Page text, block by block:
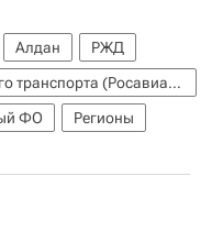
Алдан
РЖД
Федеральное агентство воздушного транспорта (Росавиация)
ФО
Регионы